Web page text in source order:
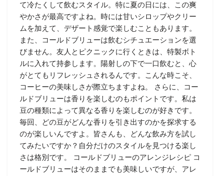
て冷たくして飲むスタイル。特に夏の日には、この爽
やかさが最高ですよね。時には甘いシロップやクリー
ムを加えて、デザート感覚で楽しむこともあります。
また、コールドブリューは飲むシチュエーションを選
びません。友人とピクニックに行くときは、特製ボト
ルに入れて持参します。陽射しの下で一口飲むと、心
がとてもリフレッシュされるんです。こんな時こそ、
コーヒーの美味しさが際立ちますよね。 さらに、コー
ルドブリューは香りを楽しむのもポイントです。私は
豆の種類によって異なる香りを楽しむのが好きです。
毎回、どの豆がどんな香りを引き出すのかを探求する
のが楽しいんですよ。皆さんも、どんな飲み方を試し
てみたいですか？自分だけのスタイルを見つける楽し
さは格別です。 コールドブリューのアレンジレシピ コ
ールドブリューはそのままでも美味しいですが、アレ